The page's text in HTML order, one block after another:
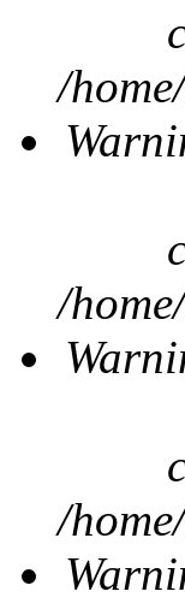
/
/
/